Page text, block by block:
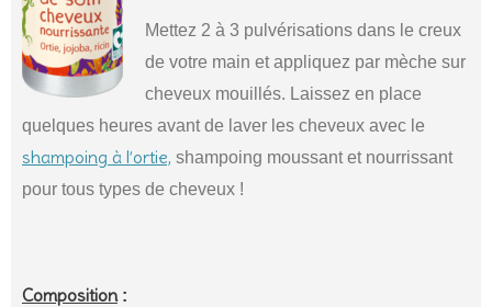
Mettez 2 à 3 pulvérisations dans le creux
de votre main et appliquez par mèche sur
cheveux mouillés. Laissez en place
quelques heures avant de laver les cheveux avec le
shampoing à l’ortie, shampoing moussant et nourrissant
pour tous types de cheveux !
Composition: